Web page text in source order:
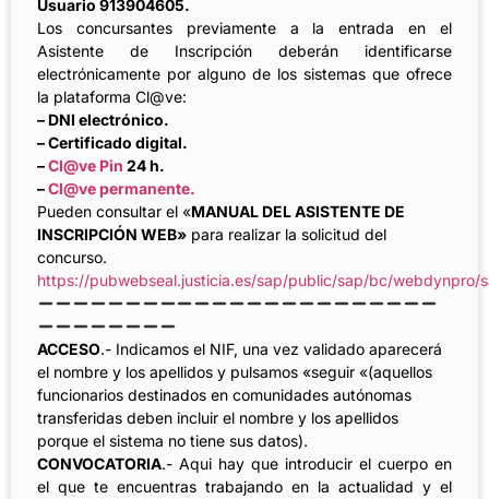
Usuario 913904605.
Los concursantes previamente a la entrada en el
Asistente de Inscripción deberán identificarse
electrónicamente por alguno de los sistemas que ofrece
la plataforma Cl@ve:
– DNI electrónico.
–Certificado digital.
–Cl@ve Pin 24 h.
–Cl@ve permanente.
Pueden consultar el «MANUAL DEL ASISTENTE DE
INSCRIPCIÓN WEB» para realizar la solicitud del
concurso.
https://pubwebseal.justicia.es/sap/public/sap/bc/webdynpro/
ACCESO.- Indicamos el NIF, una vez validado aparecerá
el nombre y los apellidos y pulsamos «seguir «(aquellos
funcionarios destinados en comunidades autónomas
transferidas deben incluir el nombre y los apellidos
porque el sistema no tiene sus datos).
CONVOCATORIA.- Aqui hay que introducir el cuerpo en
el que te encuentras trabajando en la actualidad y el